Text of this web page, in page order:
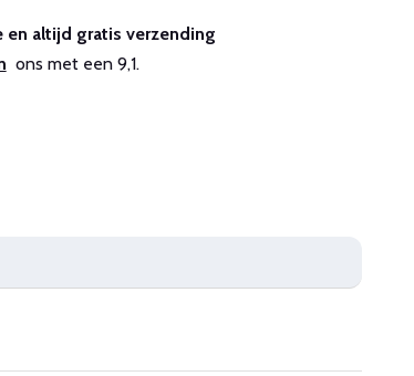
en altijd gratis verzending
ons met een 9,1.